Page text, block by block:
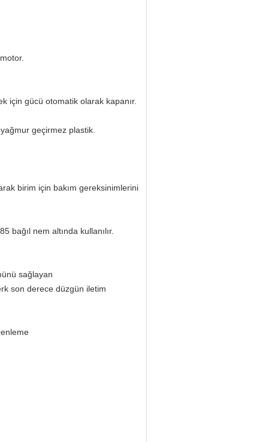
için gücü otomatik olarak kapanır.
geçirmez plastik.
birim için bakım gereksinimlerini
bağıl nem altında kullanılır.
sağlayan
son derece düzgün iletim